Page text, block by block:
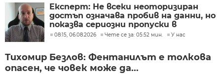
Експерт: Не всеки неоторизиран
достъп означава пробив на данни, но
показва сериозни пропуски в
киберсигурността
08:15, 06.08.2026 Чете се за: 05:52 мин. У нас
Тихомир Безлов: Фентанилът е толкова
опасен, че човек може да...